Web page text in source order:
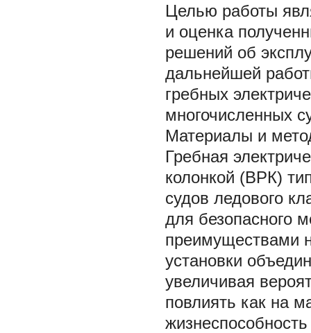
Целью работы
и оценка
решений об
дальнейшей
гребных
многочисленных
Материалы и
Гребная
колонкой (ВРК)
судов ледового
для безопасного
преимуществами
установки
увеличивая
повлиять как на